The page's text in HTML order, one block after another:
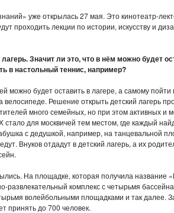
уже открылась 27 мая. Это кинотеатр-
проходить лекции по истории, искусству и
Значит ли это, что в нём можно будет
в настольный теннис, например?
можно будет оставить в лагере, а самому пойти
велосипеде. Решение открыть детский лагерь
много семейных, но при этом активных и
для москвичей тем местом, где каждый
с дедушкой, например, на танцевальной
Внуков отдадут в детский лагерь, а их
На площадке, которая получила название
развлекательный комплекс с четырьмя
волейбольными площадками и так далее.
принять до 700 человек.